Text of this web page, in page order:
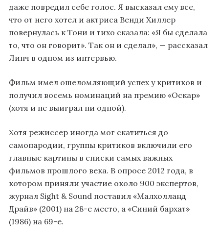
даже повредил себе голос. Я высказал ему все,
что от него хотел и актриса Венди Хиллер
повернулась к Тони и тихо сказала: «Я бы сделала
то, что он говорит». Так он и сделал», — рассказал
Линч в одном из интервью.
Фильм имел ошеломляющий успех у критиков и
получил восемь номинаций на премию «Оскар»
(хотя и не выиграл ни одной).
Хотя режиссер иногда мог скатиться до
самопародии, группы критиков включили его
главные картины в списки самых важных
фильмов прошлого века. В опросе 2012 года, в
котором приняли участие около 900 экспертов,
журнал Sight & Sound поставил «Малхолланд
Драйв» (2001) на 28-е место, а «Синий бархат»
(1986) на 69-е.